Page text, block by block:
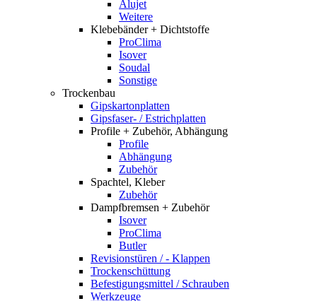
Alujet
Weitere
Klebebänder + Dichtstoffe
ProClima
Isover
Soudal
Sonstige
Trockenbau
Gipskartonplatten
Gipsfaser- / Estrichplatten
Profile + Zubehör, Abhängung
Profile
Abhängung
Zubehör
Spachtel, Kleber
Zubehör
Dampfbremsen + Zubehör
Isover
ProClima
Butler
Revisionstüren / - Klappen
Trockenschüttung
Befestigungsmittel / Schrauben
Werkzeuge